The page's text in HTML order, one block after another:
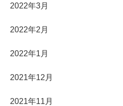
2022年3月
2022年2月
2022年1月
2021年12月
2021年11月